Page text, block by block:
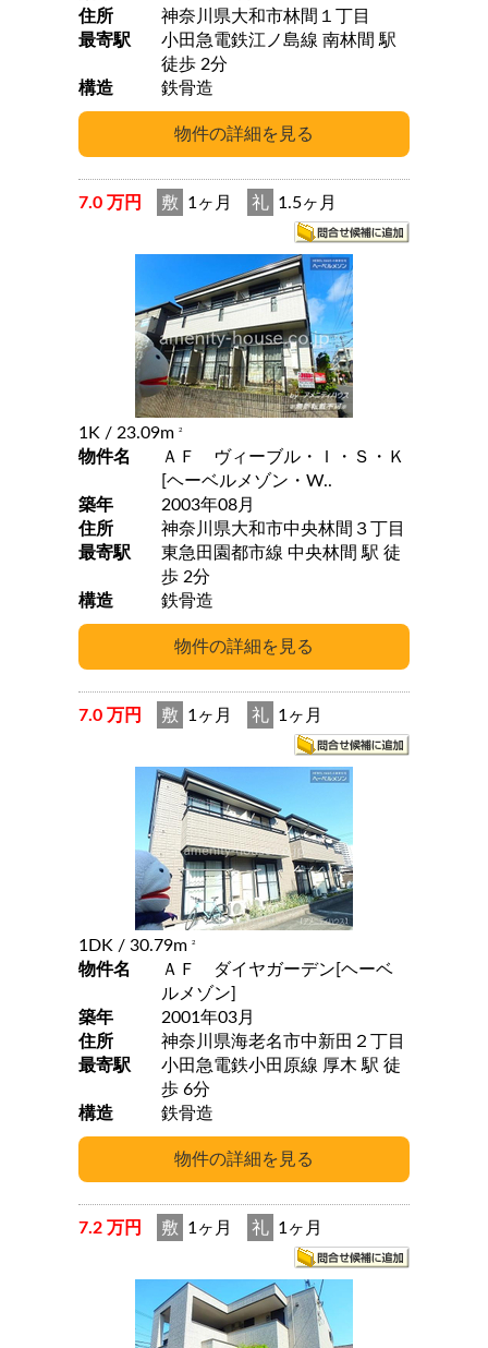
住所
神奈川県大和市林間１丁目
最寄駅
小田急電鉄江ノ島線 南林間 駅
徒歩 2分
構造
鉄骨造
7.0 万円 敷 1ヶ月 礼 1.5ヶ月
1K / 23.09m 2
物件名
ＡＦ ヴィーブル・Ｉ・Ｓ・Ｋ
[ヘーベルメゾン・W..
築年
2003年08月
住所
神奈川県大和市中央林間３丁目
最寄駅
東急田園都市線 中央林間 駅 徒
歩 2分
構造
鉄骨造
7.0 万円 敷 1ヶ月 礼 1ヶ月
1DK / 30.79m 2
物件名
ＡＦ ダイヤガーデン[ヘーベ
ルメゾン]
築年
2001年03月
住所
神奈川県海老名市中新田２丁目
最寄駅
小田急電鉄小田原線 厚木 駅 徒
歩 6分
構造
鉄骨造
7.2 万円 敷 1ヶ月 礼 1ヶ月